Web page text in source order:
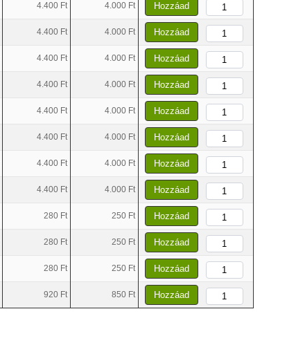
4.400 Ft 4.000 Ft Hozzáad
4.400 Ft 4.000 Ft Hozzáad
4.400 Ft 4.000 Ft Hozzáad
4.400 Ft 4.000 Ft Hozzáad
4.400 Ft 4.000 Ft Hozzáad
4.400 Ft 4.000 Ft Hozzáad
4.400 Ft 4.000 Ft Hozzáad
4.400 Ft 4.000 Ft Hozzáad
280 Ft 250 Ft Hozzáad
280 Ft 250 Ft Hozzáad
280 Ft 250 Ft Hozzáad
920 Ft 850 Ft Hozzáad